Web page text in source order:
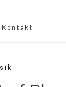
Kontakt